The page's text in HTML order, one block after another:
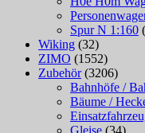
Spur N 1:160
Wiking (32)
ZIMO (1552)
Zubehör (3206)
Bahnhöfe /
Bäume /